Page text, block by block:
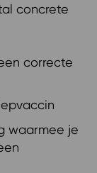
concrete
correcte
waarmee je